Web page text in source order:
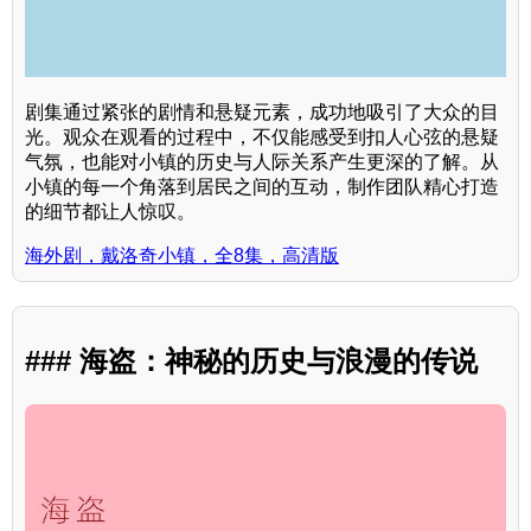
剧集通过紧张的剧情和悬疑元素，成功地吸引了大众的目
光。观众在观看的过程中，不仅能感受到扣人心弦的悬疑
气氛，也能对小镇的历史与人际关系产生更深的了解。从
小镇的每一个角落到居民之间的互动，制作团队精心打造
的细节都让人惊叹。
海外剧，戴洛奇小镇，全8集，高清版
### 海盗：神秘的历史与浪漫的传说